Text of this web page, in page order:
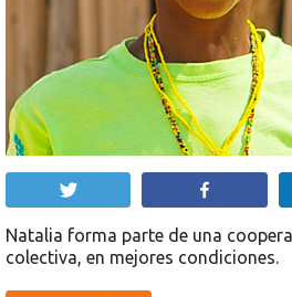
Natalia forma parte de una
colectiva, en mejores condiciones.